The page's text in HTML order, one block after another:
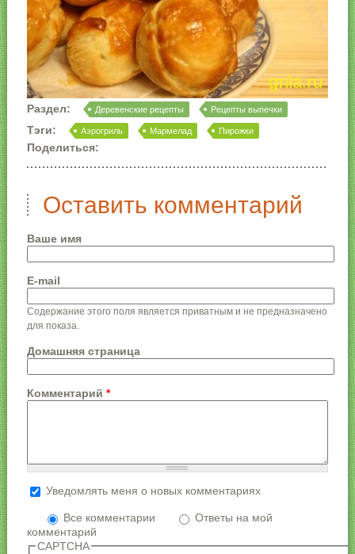
Раздел: Деревенские рецепты Рецепты выпечки
Тэги: Аэрогриль Мармелад Пирожки
Поделиться:
Оставить комментарий
Ваше имя
E-mail
Содержание этого поля является приватным и не предназначено
для показа.
Домашняя страница
Комментарий *
Более подробная информация о текстовых
форматах
Формат текста
Уведомлять меня о новых комментариях
Все комментарии
Ответы на мой
комментарий
CAPTCHA